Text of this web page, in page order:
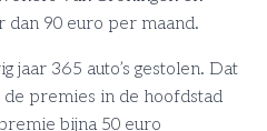
90 euro per maand.
365 auto’s gestolen. Dat
premies in de hoofdstad
bijna 50 euro